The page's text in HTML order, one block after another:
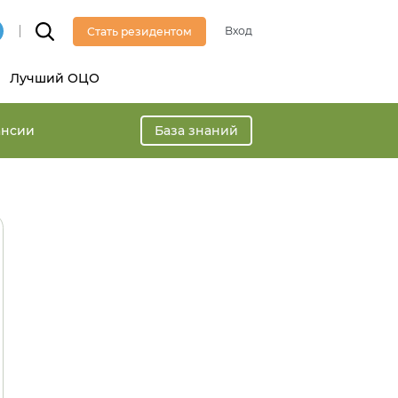
Стать резидентом Вход
Лучший ОЦО
База знаний